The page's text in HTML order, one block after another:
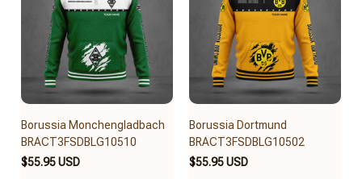
Borussia Monchengladbach
BRACT3FSDBLG10510
$55.95 USD
Borussia Dortmund
BRACT3FSDBLG10502
$55.95 USD